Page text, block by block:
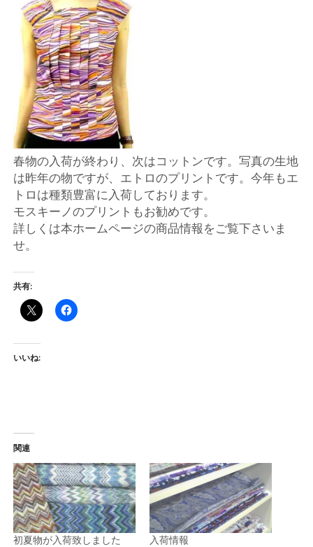
店
輸
入
婦
人
服
地
ア
ク
ー
ト
春物の入荷が終わり、次はコットンです。写真の生地
は昨年の物ですが、エトロのプリントです。今年もエ
トロは種類豊富に入荷しております。
モスキーノのプリントもお勧めです。
詳しくは本ホームページの商品情報をご覧下さいま
せ。
共有:
いいね:
関連
初夏物が入荷致しました
入荷情報